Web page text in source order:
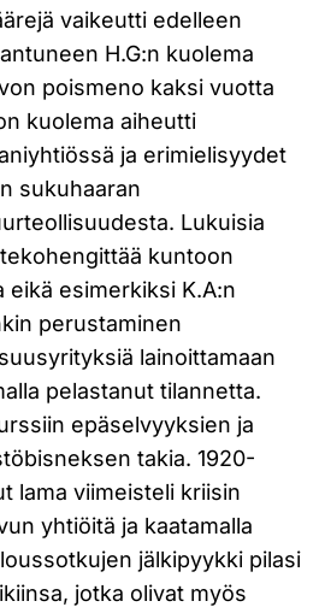
vaikeutti edelleen
H.G:n kuolema
poismeno kaksi vuotta
kuolema aiheutti
ja erimielisyydet
sukuhaaran
Lukuisia
kuntoon
eikä esimerkiksi K.A:n
perustaminen
lainoittamaan
pelastanut tilannetta.
epäselvyyksien ja
takia. 1920-
lama viimeisteli kriisin
yhtiöitä ja kaatamalla
jälkipyykki pilasi
jotka olivat myös